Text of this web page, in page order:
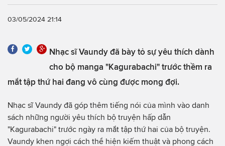
03/05/2024 21:14
Nhạc sĩ Vaundy đã bày tỏ sự yêu thích dành
cho bộ manga "Kagurabachi" trước thềm ra
mắt tập thứ hai đang vô cùng được mong đợi.
Nhạc sĩ Vaundy đã góp thêm tiếng nói của mình vào danh
sách những người yêu thích bộ truyện hấp dẫn
"Kagurabachi" trước ngày ra mắt tập thứ hai của bộ truyện.
Vaundy khen ngợi cách thể hiện kiếm thuật và phong cách